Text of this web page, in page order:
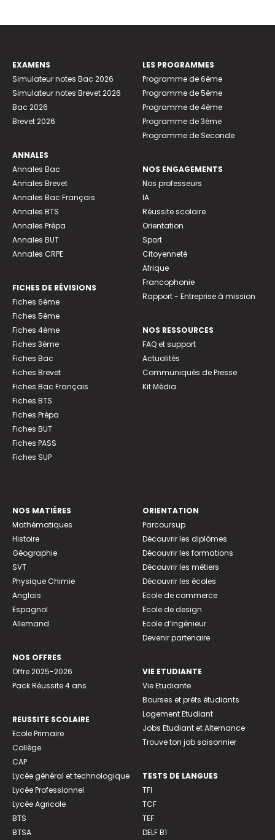
EXAMENS
Simulateur notes Bac 2026
Simulateur notes Brevet 2026
Bac 2026
Brevet 2026
ANNALES
Annales Bac
Annales Brevet
Annales Bac Français
Annales BTS
Annales Prépa
Annales BUT
Annales CRPE
FICHES DE RÉVISIONS
Fiches 6ème
Fiches 5ème
Fiches 4ème
Fiches 3ème
Fiches Bac
Fiches Brevet
Fiches Bac Français
Fiches BTS
Fiches Prépa
Fiches BUT
Fiches PASS
Fiches SUP
LES PROGRAMMES
Programme de 6ème
Programme de 5ème
Programme de 4ème
Programme de 3ème
Programme de Seconde
NOS ENGAGEMENTS
Nos professeurs
IA
Réussite scolaire
Orientation
Sport
Citoyenneté
Afrique
Francophonie
Rapport - Entreprise à mission
NOS RESSOURCES
FAQ et support
Actualités
Communiqués de Presse
Kit Média
NOS MATIÈRES
Mathématiques
Histoire
Géographie
SVT
Physique Chimie
Anglais
Espagnol
Allemand
NOS OFFRES
Offre 2025-2026
Pack Réussite 4 ans
REUSSITE SCOLAIRE
Ecole Primaire
Collège
CAP
Lycée général et technologique
Lycée Professionnel
Lycée Agricole
BTS
BTSA
ORIENTATION
Parcoursup
Découvrir les diplômes
Découvrir les formations
Découvrir les métiers
Découvrir les écoles
Ecole de commerce
Ecole de design
Ecole d’ingénieur
Devenir partenaire
VIE ETUDIANTE
Vie Etudiante
Bourses et prêts étudiants
Logement Etudiant
Jobs Etudiant et Alternance
Trouve ton job saisonnier
TESTS DE LANGUES
TFI
TCF
TEF
DELF B1